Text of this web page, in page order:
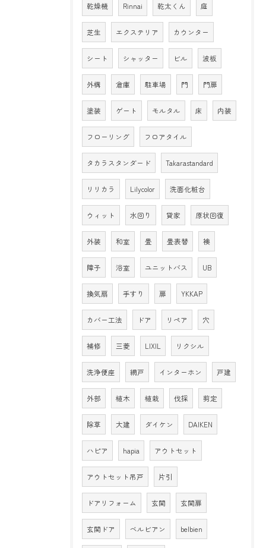
乾燥機 Rinnai 乾太くん 庭
芝生 エクステリア カウンター
シート シャッター ビル 波板
外構 倉庫 駐車場 門 門扉
塗装 ゲート モルタル 床 内装
フローリング フロアタイル
タカラスタンダード Takarastandard
リリカラ Lilycolor 洗面化粧台
ウィット 水回り 貸家 原状回復
外装 和室 畳 畳表替 襖
障子 浴室 ユニットバス UB
換気扇 手すり 扉 YKKAP
カバー工法 ドア リペア 穴
補修 三菱 LIXIL リクシル
洗浄便座 網戸 インターホン 戸建
外部 植木 植栽 伐採 剪定
除草 大建 ダイケン DAIKEN
ハピア hapia アウトセット
アウトセット吊戸 片引
ドアリフォーム 玄関 玄関扉
玄関ドア ベルビアン belbien